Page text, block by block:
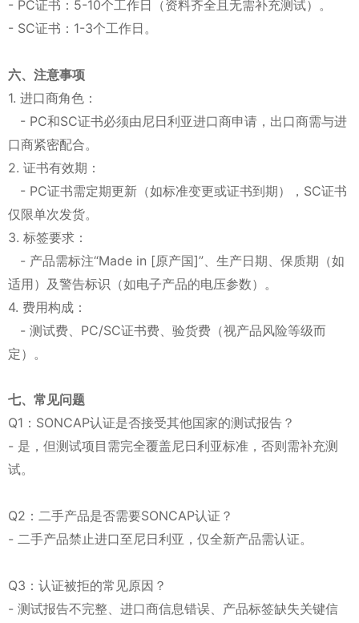
- PC证书：5-10个工作日（资料齐全且无需补充测试）。
- SC证书：1-3个工作日。
六、注意事项
1. 进口商角色：
- PC和SC证书必须由尼日利亚进口商申请，出口商需与进
口商紧密配合。
2. 证书有效期：
- PC证书需定期更新（如标准变更或证书到期），SC证书
仅限单次发货。
3. 标签要求：
- 产品需标注“Made in [原产国]”、生产日期、保质期（如
适用）及警告标识（如电子产品的电压参数）。
4. 费用构成：
- 测试费、PC/SC证书费、验货费（视产品风险等级而
定）。
七、常见问题
Q1：SONCAP认证是否接受其他国家的测试报告？
- 是，但测试项目需完全覆盖尼日利亚标准，否则需补充测
试。
Q2：二手产品是否需要SONCAP认证？
- 二手产品禁止进口至尼日利亚，仅全新产品需认证。
Q3：认证被拒的常见原因？
- 测试报告不完整、进口商信息错误、产品标签缺失关键信